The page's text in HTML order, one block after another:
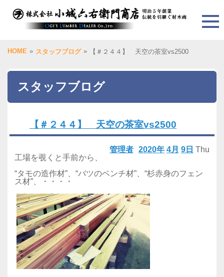
HOME » スタッフブログ » 【＃２４４】 天空の茶室vs2500
スタッフブログ
【＃２４４】 天空の茶室vs2500
2020年 4月 9日 Thu
管理者
工場を覗くと手前から、
“タモの造作材”、“バツのベンチ材”、“杉赤身のフェン
ス材”、・・・・